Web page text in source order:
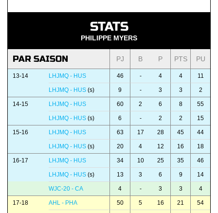
STATS
PHILIPPE MYERS
PAR SAISON PJ B P PTS PU
13-14 LHJMQ - HUS 46 - 4 4 11
LHJMQ - HUS (s) 9 - 3 3 2
14-15 LHJMQ - HUS 60 2 6 8 55
LHJMQ - HUS (s) 6 - 2 2 15
15-16 LHJMQ - HUS 63 17 28 45 44
LHJMQ - HUS (s) 20 4 12 16 18
16-17 LHJMQ - HUS 34 10 25 35 46
LHJMQ - HUS (s) 13 3 6 9 14
WJC-20 - CA 4 - 3 3 4
17-18 AHL - PHA 50 5 16 21 54